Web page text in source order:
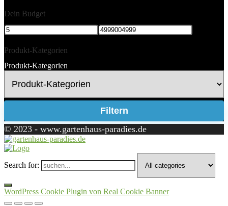
Dein Budget
Produkt-Kategorien
Produkt-Kategorien
Filtern
© 2023 - www.gartenhaus-paradies.de
Search for:
WordPress Cookie Plugin von Real Cookie Banner